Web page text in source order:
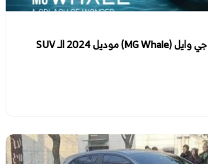
قراءة تفصيلية لسيارة ام جي وايل (MG Whale) موديل 2024 الـ SUV